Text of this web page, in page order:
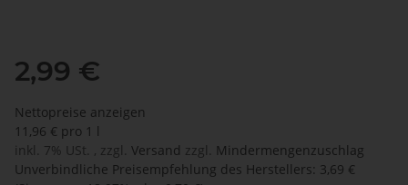
2,99 €
Nettopreise anzeigen
11,96 € pro 1 l
inkl. 7% USt. , zzgl. Versand zzgl.
Mindermengenzuschlag
Unverbindliche Preisempfehlung des Herstellers: 3,69 €